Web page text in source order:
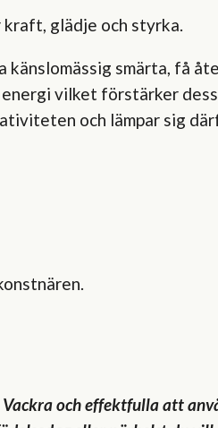
glädje och styrka.
smärta, få
vilket förstärker
och lämpar sig
och effektfulla att